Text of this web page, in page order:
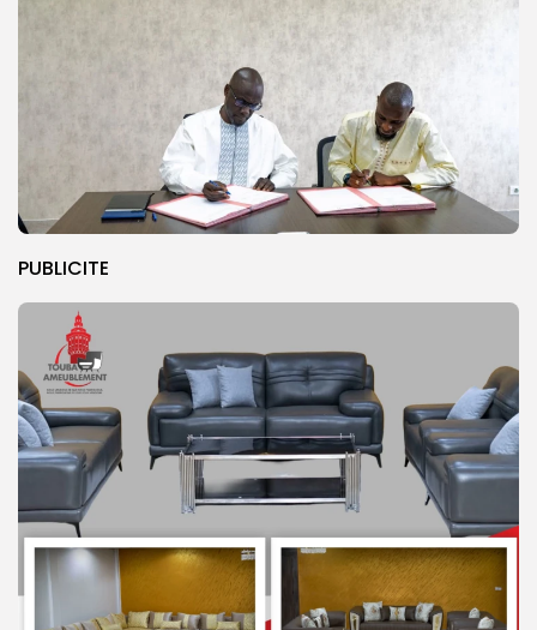
PUBLICITE